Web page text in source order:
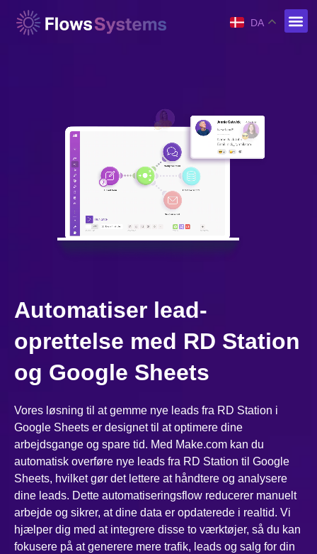
DA
Automatiser lead-
oprettelse med RD Station
og Google Sheets
Vores løsning til at gemme nye leads fra RD Station i
Google Sheets er designet til at optimere dine
arbejdsgange og spare tid. Med Make.com kan du
automatisk overføre nye leads fra RD Station til Google
Sheets, hvilket gør det lettere at håndtere og analysere
dine leads. Dette automatiseringsflow reducerer manuelt
arbejde og sikrer, at dine data er opdaterede i realtid. Vi
hjælper dig med at integrere disse to værktøjer, så du kan
fokusere på at generere mere trafik, leads og salg for din